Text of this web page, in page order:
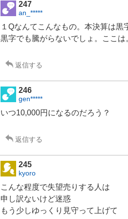
247
an_*****
１Qなんてこんなもの。本決算は黒
黒字でも騰がらないでしょ。ここは
返信する
246
gen*****
いつ10,000円になるのだろう？
返信する
245
kyoro
こんな程度で失望売りする人は
申し訳ないけど迷惑
もう少しゆっくり見守って上げて